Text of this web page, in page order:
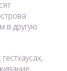
в другую